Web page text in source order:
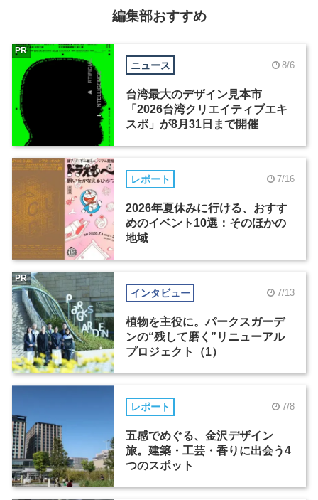
編集部おすすめ
ニュース 8/6
台湾最大のデザイン見本市
「2026台湾クリエイティブエキ
スポ」が8月31日まで開催
PR
レポート 7/16
2026年夏休みに行ける、おすす
めのイベント10選：そのほかの
地域
インタビュー 7/13
植物を主役に。パークスガーデ
ンの“残して磨く”リニューアル
プロジェクト（1）
PR
レポート 7/8
五感でめぐる、金沢デザイン
旅。建築・工芸・香りに出会う4
つのスポット